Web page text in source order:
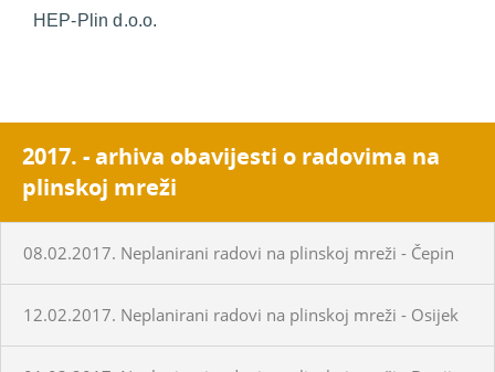
HEP-Plin d.o.o.
2017. - arhiva obavijesti o radovima na
plinskoj mreži
08.02.2017. Neplanirani radovi na plinskoj mreži - Čepin
12.02.2017. Neplanirani radovi na plinskoj mreži - Osijek